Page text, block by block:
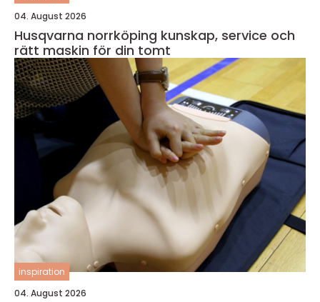
04. August 2026
Husqvarna norrköping kunskap, service och
rätt maskin för din tomt
inspiration
04. August 2026